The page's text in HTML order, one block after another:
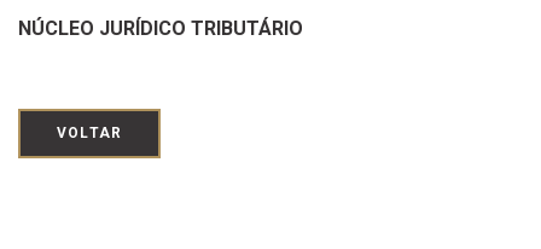
NÚCLEO JURÍDICO TRIBUTÁRIO
VOLTAR